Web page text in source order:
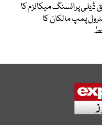
پرائسنگ میکانزم کا
پمپ مالکان کا